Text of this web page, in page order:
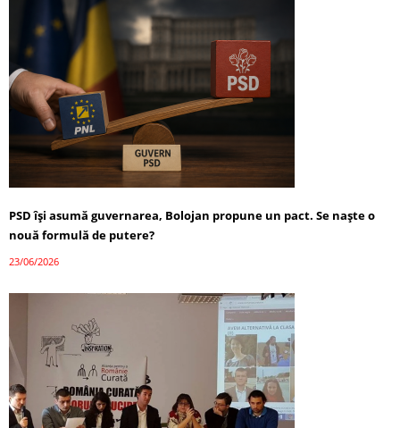
PSD își asumă guvernarea, Bolojan propune un pact. Se naște o
nouă formulă de putere?
23/06/2026